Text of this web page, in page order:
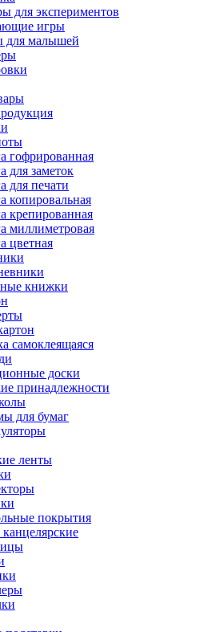
для экспериментов
игры
для малышей
гофрированная
для заметок
для печати
копировальная
крепированная
миллиметровая
цветная
книжки
самоклеящаяся
доски
принадлежности
для бумаг
ленты
покрытия